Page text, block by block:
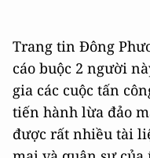
Trang tin Đông
cáo buộc 2 người
gia các cuộc tấn
tiến hành lừa đảo
được rất nhiều tài